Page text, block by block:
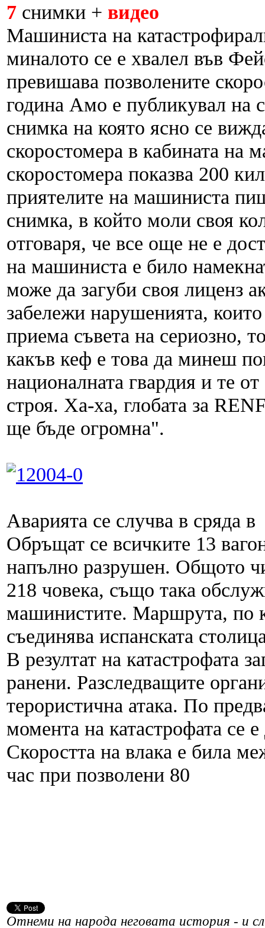
7 снимки + видео
Машиниста на
миналото се е хвалел във
превишава позволените
година Амо е публикувал на
снимка на която ясно се
скоростомера в кабината на
скоростомера показва 200
приятелите на машиниста
снимка, в който моли своя
отговаря, че все още не е
на машиниста е било
може да загуби своя лиценз
забележи нарушенията,
приема съвета на сериозно,
какъв кеф е това да минеш
националната гвардия и те от
строя. Ха-ха, глобата за
ще бъде огромна".
Аварията се случва в сряда
Обръщат се всичките 13
напълно разрушен. Общото
218 човека, също така
машинистите. Маршрута, по
съединява испанската
В резултат на катастрофата
ранени. Разследващите
терористична атака. По
момента на катастрофата се
Скоростта на влака е била
час при позволени 80
Отнеми на народа неговата история - и